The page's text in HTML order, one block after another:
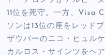
11位を死守。一方、Visa
ソンは13位の座をレッド
ザウバーのニコ・ヒュル
カルロス・サインツをヘ